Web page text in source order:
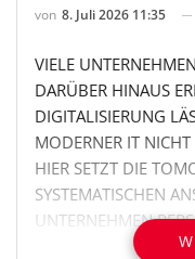
von 8. Juli 2026 11:35
VIELE
DARÜBER HINAUS
DIGITALISIERUNG
MODERNER IT
HIER SETZT DIE
SYSTEMATISCHEN
UNTERNEHMEN
PROZESSE UND